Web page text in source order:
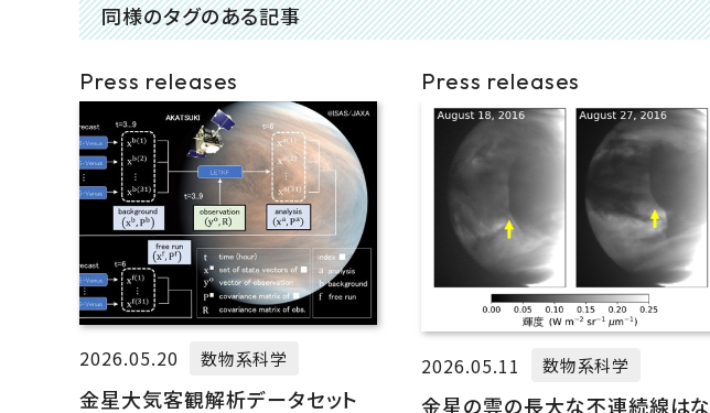
同様のタグのある記事
Press releases
2026.05.20 数物系科学
金星大気客観解析データセット
Press releases
2026.05.11 数物系科学
金星の雲の長大な不連続線はな